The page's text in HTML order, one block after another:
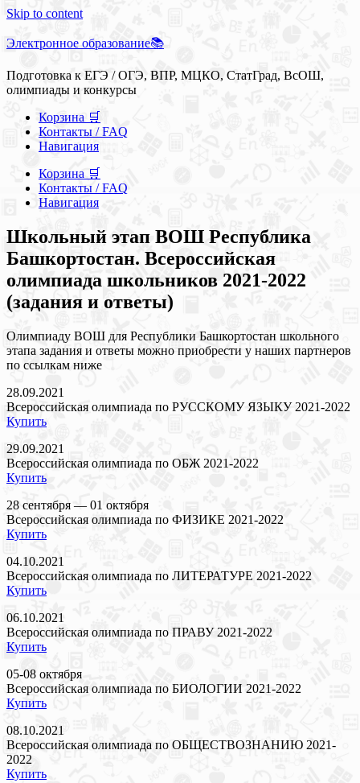
Skip to content
Электронное образование📚
Подготовка к ЕГЭ / ОГЭ, ВПР, МЦКО, СтатГрад, ВсОШ,
олимпиады и конкурсы
Корзина 🛒
Контакты / FAQ
Навигация
Корзина 🛒
Контакты / FAQ
Навигация
Школьный этап ВОШ Республика
Башкортостан. Всероссийская
олимпиада школьников 2021-2022
(задания и ответы)
Олимпиаду ВОШ для Республики Башкортостан школьного
этапа задания и ответы можно приобрести у наших партнеров
по ссылкам ниже
28.09.2021
Всероссийская олимпиада по РУССКОМУ ЯЗЫКУ 2021-2022
Купить
29.09.2021
Всероссийская олимпиада по ОБЖ 2021-2022
Купить
28 сентября — 01 октября
Всероссийская олимпиада по ФИЗИКЕ 2021-2022
Купить
04.10.2021
Всероссийская олимпиада по ЛИТЕРАТУРЕ 2021-2022
Купить
06.10.2021
Всероссийская олимпиада по ПРАВУ 2021-2022
Купить
05-08 октября
Всероссийская олимпиада по БИОЛОГИИ 2021-2022
Купить
08.10.2021
Всероссийская олимпиада по ОБЩЕСТВОЗНАНИЮ 2021-
2022
Купить